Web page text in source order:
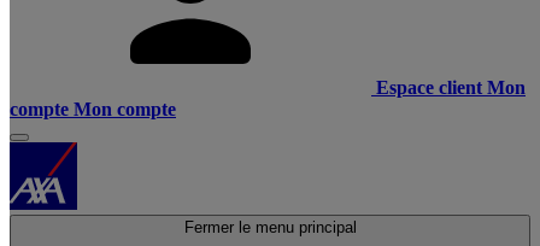
Espace client Mon
compte Mon compte
Fermer le menu principal